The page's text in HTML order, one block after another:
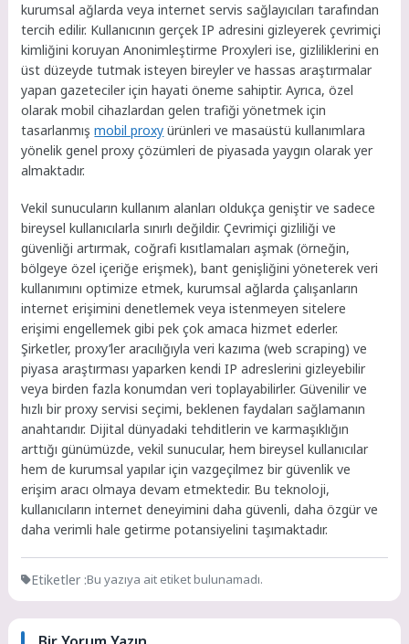
kurumsal ağlarda veya internet servis sağlayıcıları tarafından
tercih edilir. Kullanıcının gerçek IP adresini gizleyerek çevrimiçi
kimliğini koruyan Anonimleştirme Proxyleri ise, gizliliklerini en
üst düzeyde tutmak isteyen bireyler ve hassas araştırmalar
yapan gazeteciler için hayati öneme sahiptir. Ayrıca, özel
olarak mobil cihazlardan gelen trafiği yönetmek için
tasarlanmışmobil proxy ürünleri ve masaüstü kullanımlara
yönelik genel proxy çözümleri de piyasada yaygın olarak yer
almaktadır.
Vekil sunucuların kullanım alanları oldukça geniştir ve sadece
bireysel kullanıcılarla sınırlı değildir. Çevrimiçi gizliliği ve
güvenliği artırmak, coğrafi kısıtlamaları aşmak (örneğin,
bölgeye özel içeriğe erişmek), bant genişliğini yöneterek veri
kullanımını optimize etmek, kurumsal ağlarda çalışanların
internet erişimini denetlemek veya istenmeyen sitelere
erişimi engellemek gibi pek çok amaca hizmet ederler.
Şirketler, proxy’ler aracılığıyla veri kazıma (web scraping) ve
piyasa araştırması yaparken kendi IP adreslerini gizleyebilir
veya birden fazla konumdan veri toplayabilirler. Güvenilir ve
hızlı bir proxy servisi seçimi, beklenen faydaları sağlamanın
anahtarıdır. Dijital dünyadaki tehditlerin ve karmaşıklığın
arttığı günümüzde, vekil sunucular, hem bireysel kullanıcılar
hem de kurumsal yapılar için vazgeçilmez bir güvenlik ve
erişim aracı olmaya devam etmektedir. Bu teknoloji,
kullanıcıların internet deneyimini daha güvenli, daha özgür ve
daha verimli hale getirme potansiyelini taşımaktadır.
Etiketler :Bu yazıya ait etiket bulunamadı.